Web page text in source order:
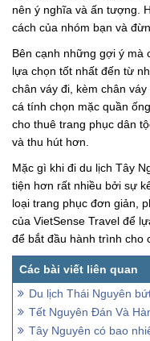
nên ý nghĩa và ấn tượng.
cách của nhóm bạn và
Bên cạnh những gợi ý mà
lựa chọn tốt nhất đến từ
chân váy đi, kèm chân
cá tính chọn mặc quần
cho thuê trang phục dân
và thu hút hơn.
Mặc gì khi đi du lịch Tây
tiện hơn rất nhiều bởi sự
loại trang phục đơn giản,
của VietSense Travel để
để bắt đầu hành trình cho
Du lịch Thái Nguyên bứt
Tết Nguyên Đán Và Hành Trình
Tây Nguyên có bao nhiêu dân